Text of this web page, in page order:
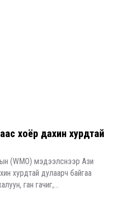
хоёр дахин хурдтай
(WMO) мэдээлснээр Ази
хурдтай дулаарч байгаа
ган гачиг,...